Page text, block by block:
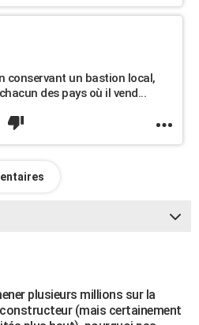
conservant un bastion local,
des pays où il vend...
plusieurs millions sur la
(mais certainement